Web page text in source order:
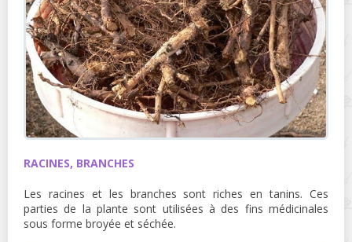
RACINES, BRANCHES
Les racines et les branches sont riches en tanins. Ces
parties de la plante sont utilisées à des fins médicinales
sous forme broyée et séchée.